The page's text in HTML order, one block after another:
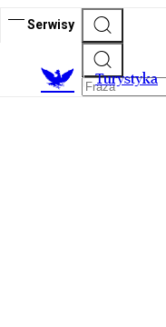
Serwisy
Turystyka